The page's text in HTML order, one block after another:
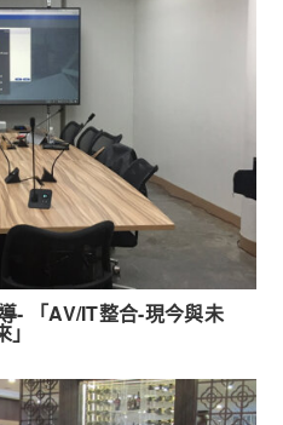
- 「AV/IT整合-現今與未
」